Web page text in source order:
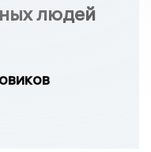
людей